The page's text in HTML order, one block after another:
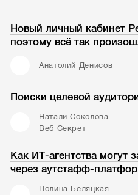
Новый личный кабинет
поэтому всё так
Анатолий Денисов
Поиски целевой
Натали Соколова
Веб Секрет
Как ИТ-агентства могут
через аутстафф-
Полина Беляцкая